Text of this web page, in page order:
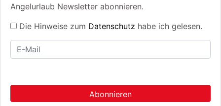
Angelurlaub Newsletter abonnieren.
Die Hinweise zum Datenschutz habe ich gelesen.